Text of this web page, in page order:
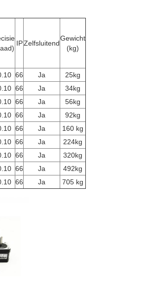
IPZelfsluitend
Gewicht
(kg)
66 Ja
25kg
66 Ja
34kg
66 Ja
56kg
66 Ja
92kg
66 Ja
160 kg
66 Ja
224kg
66 Ja
320kg
66 Ja
492kg
66 Ja 705 kg